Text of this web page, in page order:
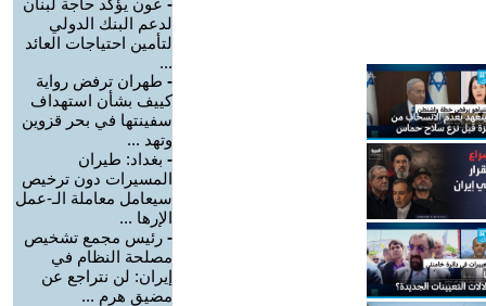
- عون يؤكد حاجة لبنان
لدعم البنك الدولي
لتأمين احتياجات العائد
...
- طهران ترفض رواية
كييف بشأن استهداف
سفينتها في بحر قزوين
وتهد ...
- بغداد: طيران
المسيرات دون ترخيص
سيعامل معاملة الـ-عمل
الإرها ...
- رئيس مجمع تشخيص
مصلحة النظام في
إيران: لن نتراجع عن
مضيق هرم ...